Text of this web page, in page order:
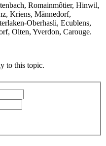
Romainmôtier, Hinwil,
Kriens, Männedorf,
Oberhasli, Ecublens,
Olten, Yverdon, Carouge.
to this topic.